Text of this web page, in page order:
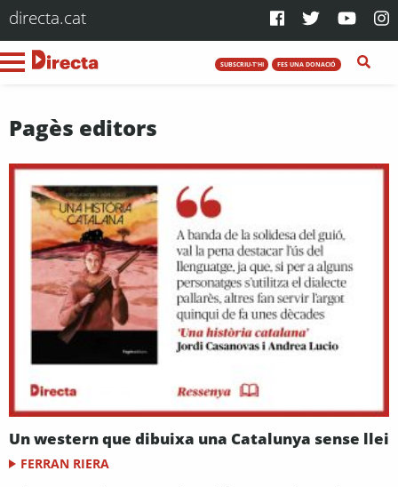
directa.cat
SUBSCRIU-T'HI FES UNA DONACIÓ
Pagès editors
Un western que dibuixa una Catalunya sense llei
FERRAN RIERA